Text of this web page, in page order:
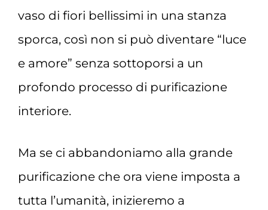
vaso di fiori bellissimi in una stanza
sporca, così non si può diventare “luce
e amore” senza sottoporsi a un
profondo processo di purificazione
interiore.
Ma se ci abbandoniamo alla grande
purificazione che ora viene imposta a
tutta l’umanità, inizieremo a